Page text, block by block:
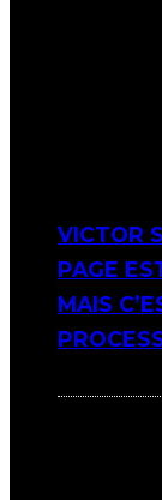
VICTOR
PAGE
MAIS